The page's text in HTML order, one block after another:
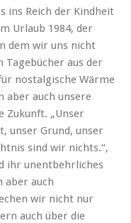
ins Reich der Kindheit
Urlaub 1984, der
dem wir uns nicht
aus der
nostalgische Wärme
aber auch unsere
Zukunft. „Unser
unser Grund, unser
sind wir nichts.“,
ihr unentbehrliches
aber auch
wir nicht nur
auch über die